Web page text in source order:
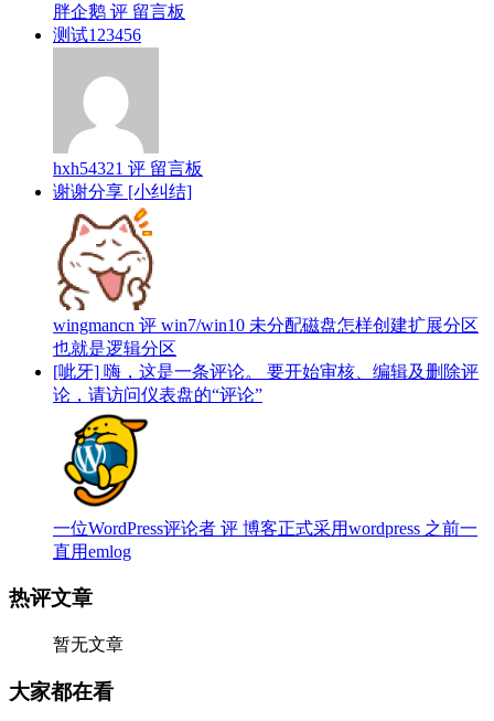
胖企鹅 评 留言板
测试123456
hxh54321 评 留言板
谢谢分享 [小纠结]
wingmancn 评 win7/win10 未分配磁盘怎样创建扩展分区
也就是逻辑分区
[呲牙] 嗨，这是一条评论。 要开始审核、编辑及删除评
论，请访问仪表盘的“评论”
一位WordPress评论者 评 博客正式采用wordpress 之前一
直用emlog
热评文章
暂无文章
大家都在看